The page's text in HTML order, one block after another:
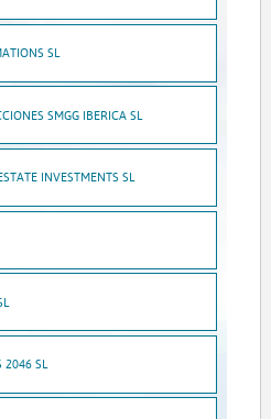
SL
SMGG IBERICA SL
INVESTMENTS SL
2046 SL